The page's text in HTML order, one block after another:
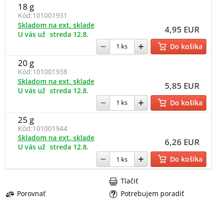
18 g
Kód:101001931
4,95 EUR
Skladom na ext. sklade
U vás už streda 12.8.
Do košíka
20 g
Kód:101001938
5,85 EUR
Skladom na ext. sklade
U vás už streda 12.8.
Do košíka
25 g
Kód:101001944
6,26 EUR
Skladom na ext. sklade
U vás už streda 12.8.
Do košíka
Porovnať
Potrebujem poradiť
Tlačiť